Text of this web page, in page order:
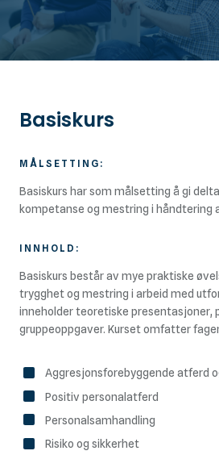
Basiskurs
MÅLSETTING:
Basiskurs har som målsetting å gi
kompetanse og mestring i håndtering
INNHOLD:
Basiskurs består av mye praktiske
trygghet og mestring i arbeid med
inneholder teoretiske presentasjoner,
gruppeoppgaver. Kurset omfatter
Aggresjonsforebyggende atferd
Positiv personalatferd
Personalsamhandling
Risiko og sikkerhet